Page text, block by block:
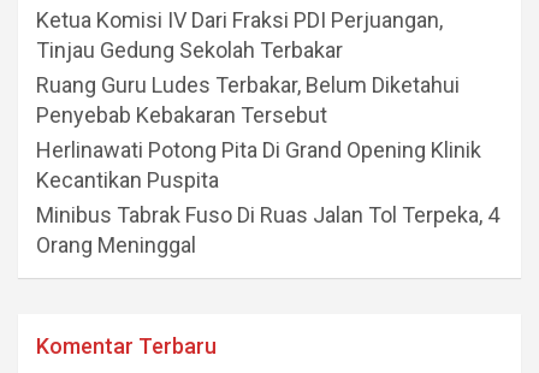
Ketua Komisi IV Dari Fraksi PDI Perjuangan,
Tinjau Gedung Sekolah Terbakar
Ruang Guru Ludes Terbakar, Belum Diketahui
Penyebab Kebakaran Tersebut
Herlinawati Potong Pita Di Grand Opening Klinik
Kecantikan Puspita
Minibus Tabrak Fuso Di Ruas Jalan Tol Terpeka, 4
Orang Meninggal
Komentar Terbaru